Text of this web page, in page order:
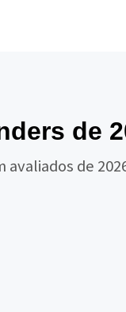
de
avaliados de